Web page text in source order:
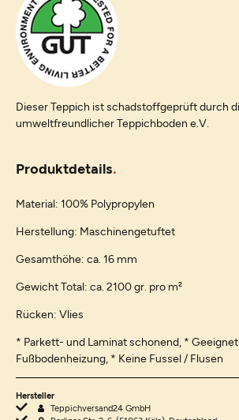
Dieser Teppich ist schadstoffgeprüft durch
umweltfreundlicher Teppichboden e.V.
Produktdetails
Material: 100% Polypropylen
Herstellung: Maschinengetuftet
Gesamthöhe: ca. 16 mm
Gewicht Total: ca. 2100 gr. pro m²
Rücken: Vlies
* Parkett- und Laminat schonend, *
Fußbodenheizung, * Keine Fussel / Flusen
Hersteller
Teppichversand24 GmbH